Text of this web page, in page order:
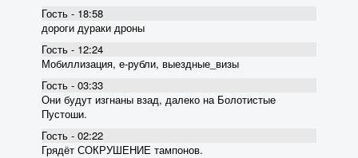
Гость - 18:58
дороги дураки дроны
Гость - 12:24
Мобиллизация, е-рубли, выездные_визы
Гость - 03:33
Они будут изгнаны взад, далеко на Болотистые
Пустоши.
Гость - 02:22
Грядёт СОКРУШЕНИЕ тампонов.